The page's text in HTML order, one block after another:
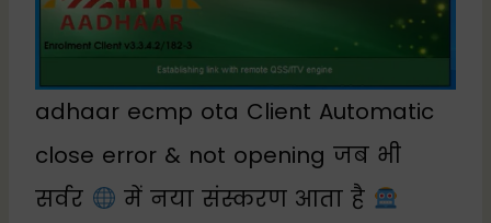
adhaar ecmp ota Client Automatic
close error & not opening जब भी
सर्वर
में नया संस्करण आता है